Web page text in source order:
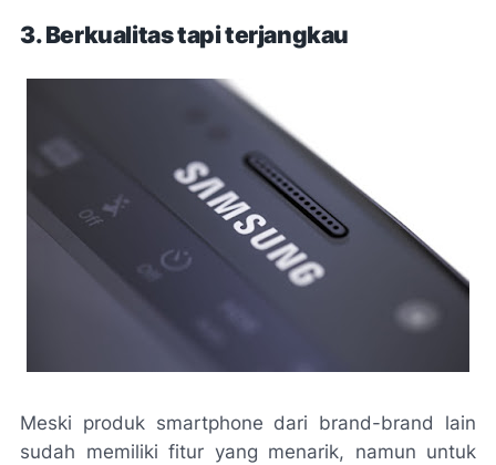
3. Berkualitas tapi terjangkau
Meski produk smartphone dari brand-brand lain
sudah memiliki fitur yang menarik, namun untuk